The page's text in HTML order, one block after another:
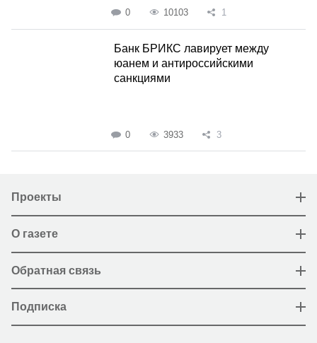
0 10103 1
Банк БРИКС лавирует между
юанем и антироссийскими
санкциями
0 3933 3
Проекты
О газете
Обратная связь
Подписка